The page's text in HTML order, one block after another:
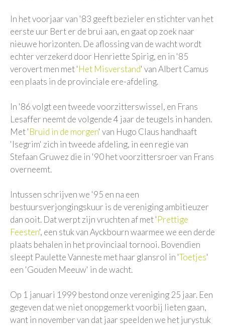
In het voorjaar van '83 geeft bezieler en stichter van het
eerste uur Bert er de brui aan, en gaat op zoek naar
nieuwe horizonten. De aflossing van de wacht wordt
echter verzekerd door Henriette Spirig, en in '85
verovert men met 'Het Misverstand' van Albert Camus
een plaats in de provinciale ere-afdeling.
In '86 volgt een tweede voorzitterswissel, en Frans
Lesaffer neemt de volgende 4 jaar de teugels in handen.
Met 'Bruid in de morgen' van Hugo Claus handhaaft
'Isegrim' zich in tweede afdeling, in een regie van
Stefaan Gruwez die in '90 het voorzittersroer van Frans
overneemt.
Intussen schrijven we '95 en na een
bestuursverjongingskuur is de vereniging ambitieuzer
dan ooit. Dat werpt zijn vruchten af met 'Prettige
Feesten', een stuk van Ayckbourn waarmee we een derde
plaats behalen in het provinciaal tornooi. Bovendien
sleept Paulette Vanneste met haar glansrol in 'Toetjes'
een 'Gouden Meeuw' in de wacht.
Op 1 januari 1999 bestond onze vereniging 25 jaar. Een
gegeven dat we niet onopgemerkt voorbij lieten gaan,
want in november van dat jaar speelden we het jurystuk